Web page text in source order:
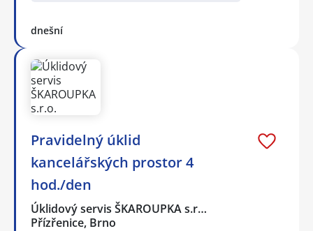
dnešní
Pravidelný úklid
kancelářských prostor 4
hod./den
Úklidový servis ŠKAROUPKA s.r…
Přízřenice, Brno